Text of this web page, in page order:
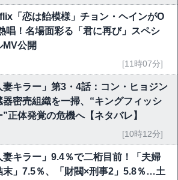
「恋は飴模様」チョン・ヘインがO
唱！名場面彩る「君に再び」スペシ
MV公開
[11時07分]
妻キラー」第3・4話：コン・ヒョジン
器密売組織を一掃、“キングフィッシ
”正体発覚の危機へ【ネタバレ】
[10時12分]
妻キラー」9.4％で二桁目前！「夫婦
末」7.5％、「財閥×刑事2」5.8％…土